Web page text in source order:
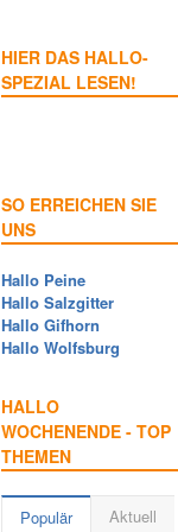
HIER DAS HALLO-
SPEZIAL LESEN!
SO ERREICHEN SIE
UNS
Hallo Peine
Hallo Salzgitter
Hallo Gifhorn
Hallo Wolfsburg
HALLO
WOCHENENDE - TOP
THEMEN
Populär
Aktuell